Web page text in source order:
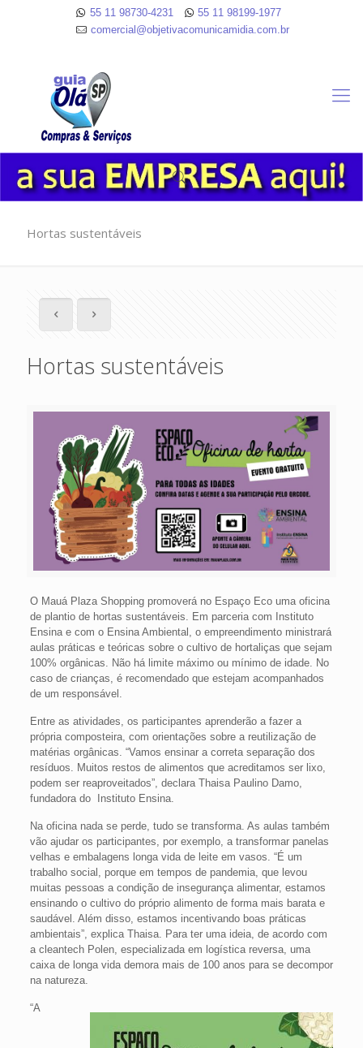
55 11 98730-4231
55 11 98199-1977
comercial@objetivacomunicamidia.com.br
Hortas sustentáveis
Hortas sustentáveis
O Mauá Plaza Shopping promoverá no Espaço Eco uma oficina
de plantio de hortas sustentáveis. Em parceria com Instituto
Ensina e com o Ensina Ambiental, o empreendimento ministrará
aulas práticas e teóricas sobre o cultivo de hortaliças que sejam
100% orgânicas. Não há limite máximo ou mínimo de idade. No
caso de crianças, é recomendado que estejam acompanhados
de um responsável.
Entre as atividades, os participantes aprenderão a fazer a
própria composteira, com orientações sobre a reutilização de
matérias orgânicas. “Vamos ensinar a correta separação dos
resíduos. Muitos restos de alimentos que acreditamos ser lixo,
podem ser reaproveitados”, declara Thaisa Paulino Damo,
fundadora do Instituto Ensina.
Na oficina nada se perde, tudo se transforma. As aulas também
vão ajudar os participantes, por exemplo, a transformar panelas
velhas e embalagens longa vida de leite em vasos. “É um
trabalho social, porque em tempos de pandemia, que levou
muitas pessoas a condição de insegurança alimentar, estamos
ensinando o cultivo do próprio alimento de forma mais barata e
saudável. Além disso, estamos incentivando boas práticas
ambientais”, explica Thaisa. Para ter uma ideia, de acordo com
a cleantech Polen, especializada em logística reversa, uma
caixa de longa vida demora mais de 100 anos para se decompor
na natureza.
“A